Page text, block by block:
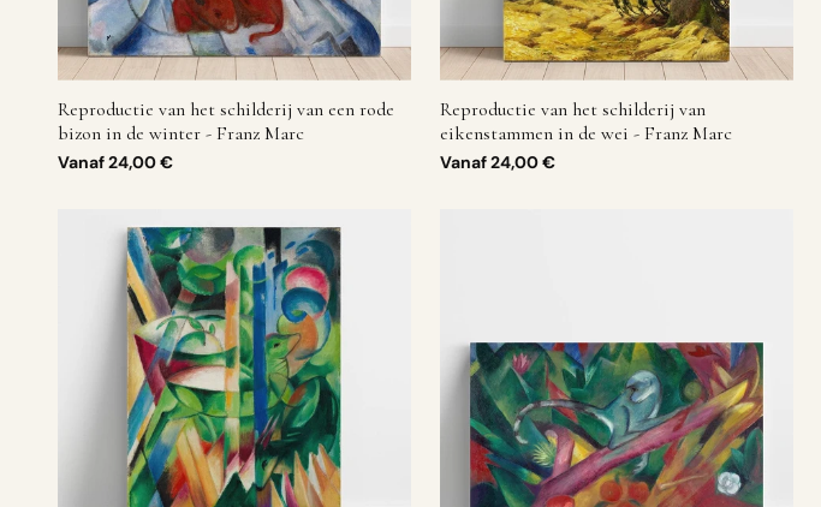
Reproductie van het schilderij van een rode
bizon in de winter - Franz Marc
Vanaf24,00 €
Reproductie van het schilderij van
eikenstammen in de wei - Franz Marc
Vanaf24,00 €